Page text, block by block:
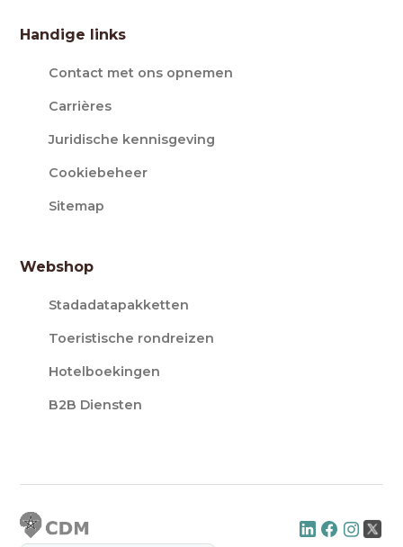
Handige links
Contact met ons opnemen
Carrières
Juridische kennisgeving
Cookiebeheer
Sitemap
Webshop
Stadadatapakketten
Toeristische rondreizen
Hotelboekingen
B2B Diensten